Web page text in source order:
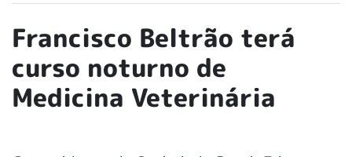
Francisco Beltrão terá
curso noturno de
Medicina Veterinária